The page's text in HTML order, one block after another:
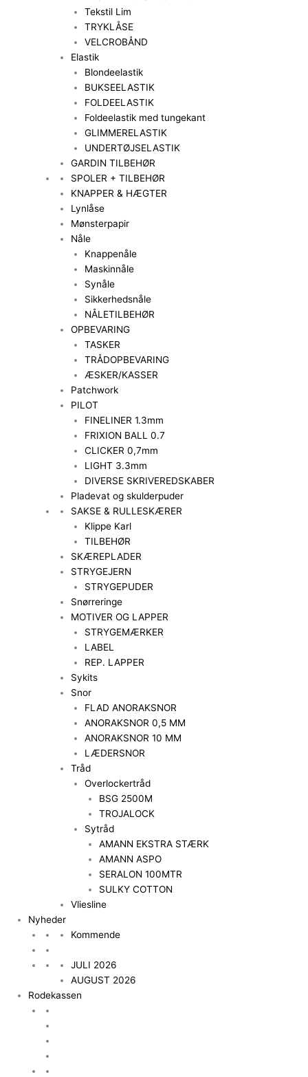
Tekstil Lim
TRYKLÅSE
VELCROBÅND
Elastik
Blondeelastik
BUKSEELASTIK
FOLDEELASTIK
Foldeelastik med tungekant
GLIMMERELASTIK
UNDERTØJSELASTIK
GARDIN TILBEHØR
SPOLER + TILBEHØR
KNAPPER & HÆGTER
Lynlåse
Mønsterpapir
Nåle
Knappenåle
Maskinnåle
Synåle
Sikkerhedsnåle
NÅLETILBEHØR
OPBEVARING
TASKER
TRÅDOPBEVARING
ÆSKER/KASSER
Patchwork
PILOT
FINELINER 1.3mm
FRIXION BALL 0.7
CLICKER 0,7mm
LIGHT 3.3mm
DIVERSE SKRIVEREDSKABER
Pladevat og skulderpuder
SAKSE & RULLESKÆRER
Klippe Karl
TILBEHØR
SKÆREPLADER
STRYGEJERN
STRYGEPUDER
Snørreringe
MOTIVER OG LAPPER
STRYGEMÆRKER
LABEL
REP. LAPPER
Sykits
Snor
FLAD ANORAKSNOR
ANORAKSNOR 0,5 MM
ANORAKSNOR 10 MM
LÆDERSNOR
Tråd
Overlockertråd
BSG 2500M
TROJALOCK
Sytråd
AMANN EKSTRA STÆRK
AMANN ASPO
SERALON 100MTR
SULKY COTTON
Vliesline
Nyheder
Kommende
JULI 2026
AUGUST 2026
Rodekassen